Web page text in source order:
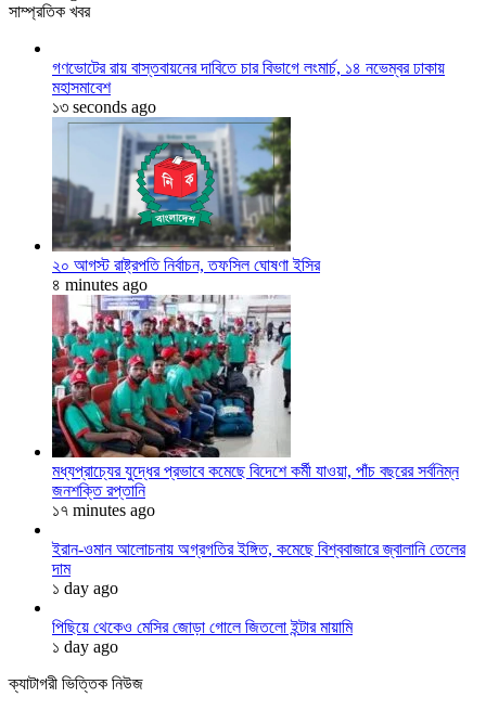
সাম্প্রতিক খবর
গণভোটের রায় বাস্তবায়নের দাবিতে চার বিভাগে লংমার্চ, ১৪ নভেম্বর ঢাকায়
মহাসমাবেশ
১৩ seconds ago
২০ আগস্ট রাষ্ট্রপতি নির্বাচন, তফসিল ঘোষণা ইসির
৪ minutes ago
মধ্যপ্রাচ্যের যুদ্ধের প্রভাবে কমেছে বিদেশে কর্মী যাওয়া, পাঁচ বছরের সর্বনিম্ন
জনশক্তি রপ্তানি
১৭ minutes ago
ইরান-ওমান আলোচনায় অগ্রগতির ইঙ্গিত, কমেছে বিশ্ববাজারে জ্বালানি তেলের
দাম
১ day ago
পিছিয়ে থেকেও মেসির জোড়া গোলে জিতলো ইন্টার মায়ামি
১ day ago
ক্যাটাগরী ভিত্তিক নিউজ